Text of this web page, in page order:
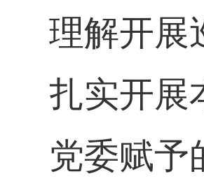
理解开展
扎实开展
党委赋予